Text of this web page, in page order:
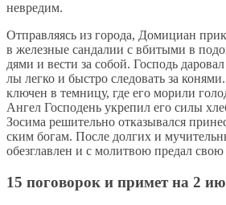
невре­дим.
От­прав­ля­ясь из го­ро­да, До­ми­ци­ан
в же­лез­ные сан­да­лии с вби­ты­ми в
дя­ми и ве­сти за со­бой. Гос­подь
лы лег­ко и быст­ро сле­до­вать за
клю­чен в тем­ни­цу, где его мо­ри­ли
Ан­гел Гос­по­день укре­пил его си­лы
Зо­си­ма ре­ши­тель­но от­ка­зы­вал­ся
ским бо­гам. По­сле дол­гих и
обез­глав­лен и с мо­лит­вою пре­дал
15 поговорок и примет на 2